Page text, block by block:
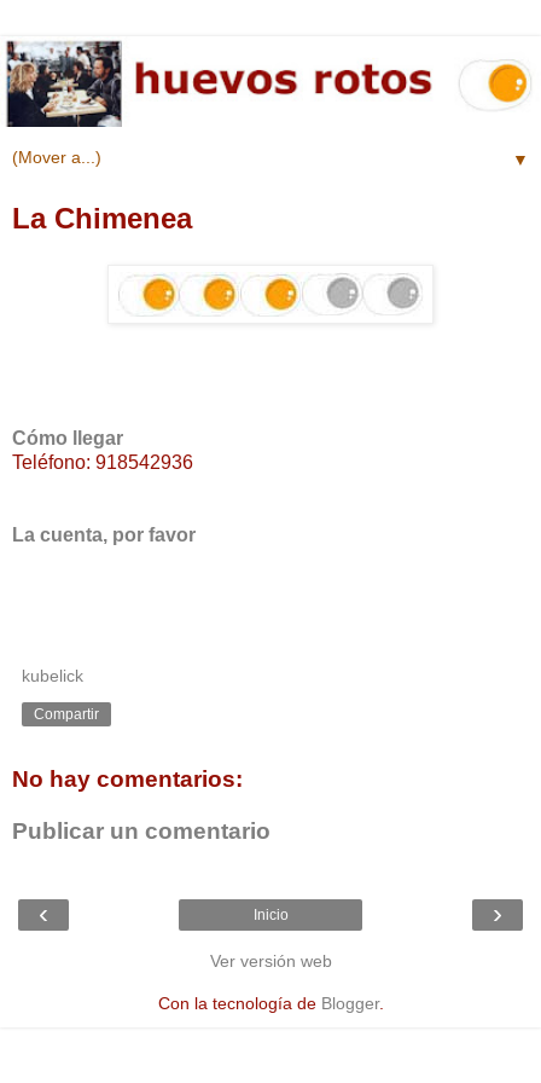
▼
La Chimenea
Cómo llegar
Teléfono: 918542936
La cuenta, por favor
kubelick
Compartir
No hay comentarios:
Publicar un comentario
‹ ›
Inicio
Ver versión web
Con la tecnología de Blogger.